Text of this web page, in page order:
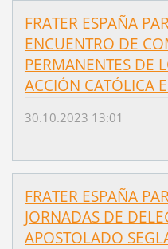
FRATER ESPAÑA
ENCUENTRO DE
PERMANENTES DE
ACCIÓN CATÓLICA
30.10.2023 13:01
FRATER ESPAÑA
JORNADAS DE
APOSTOLADO